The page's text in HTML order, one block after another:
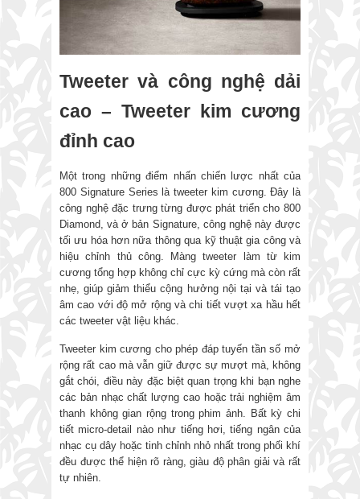
Tweeter và công nghệ dải
cao – Tweeter kim cương
đỉnh cao
Một trong những điểm nhấn chiến lược nhất của
800 Signature Series là tweeter kim cương. Đây là
công nghệ đặc trưng từng được phát triển cho 800
Diamond, và ở bản Signature, công nghệ này được
tối ưu hóa hơn nữa thông qua kỹ thuật gia công và
hiệu chỉnh thủ công. Màng tweeter làm từ kim
cương tổng hợp không chỉ cực kỳ cứng mà còn rất
nhẹ, giúp giảm thiểu cộng hưởng nội tại và tái tạo
âm cao với độ mở rộng và chi tiết vượt xa hầu hết
các tweeter vật liệu khác.
Tweeter kim cương cho phép đáp tuyến tần số mở
rộng rất cao mà vẫn giữ được sự mượt mà, không
gắt chói, điều này đặc biệt quan trọng khi bạn nghe
các bản nhạc chất lượng cao hoặc trải nghiệm âm
thanh không gian rộng trong phim ảnh. Bất kỳ chi
tiết micro-detail nào như tiếng hơi, tiếng ngân của
nhạc cụ dây hoặc tinh chỉnh nhỏ nhất trong phối khí
đều được thể hiện rõ ràng, giàu độ phân giải và rất
tự nhiên.